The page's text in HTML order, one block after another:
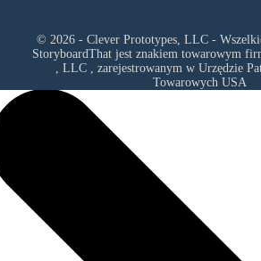
© 2026 - Clever Prototypes, LLC -
StoryboardThat jest znakiem towarowym
, LLC, zarejestrowanym w Urzędzie
Towarowych USA